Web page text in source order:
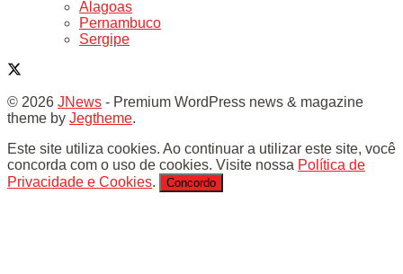
Alagoas
Pernambuco
Sergipe
© 2026 JNews - Premium WordPress news & magazine
theme by Jegtheme.
Este site utiliza cookies. Ao continuar a utilizar este site, você
concorda com o uso de cookies. Visite nossa Política de
Privacidade e Cookies. Concordo